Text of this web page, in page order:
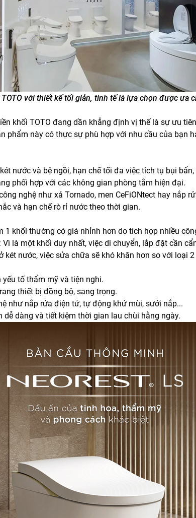
với thiết kế tối giản, tinh tế là lựa chọn được ưa
khối TOTO đang dần khẳng định vị thế là sự ưu
phẩm này có thực sự phù hợp với nhu cầu của bạn
nước và bệ ngồi, hạn chế tối đa việc tích tụ bụi bẩn,
phối hợp với các không gian phòng tắm hiện đại.
nghệ như xả Tornado, men CeFiONtect hay nắp
và hạn chế rò rỉ nước theo thời gian.
1 khối thường có giá nhỉnh hơn do tích hợp nhiều
: Vì là một khối duy nhất, việc di chuyển, lắp đặt cần
két nước, việc sửa chữa sẽ khó khăn hơn so với loại
tố thẩm mỹ và tiện nghi.
thiết bị đồng bộ, sang trọng.
như nắp rửa điện tử, tự động khử mùi, sưởi nắp...
dàng và tiết kiệm thời gian lau chùi hằng ngày.